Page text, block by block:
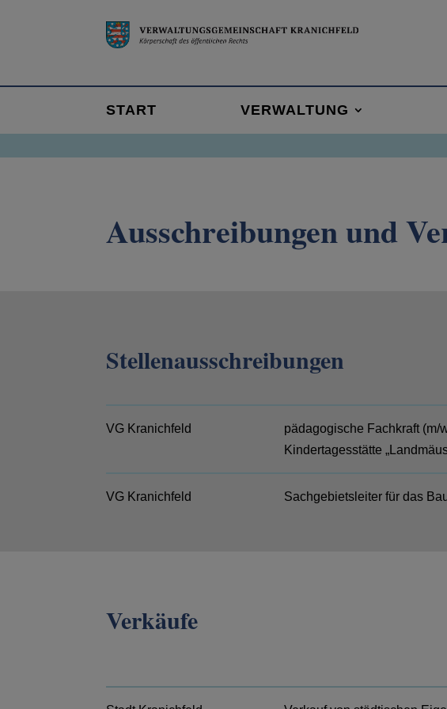
START VERWALTUNG
Ausschreibungen und
Stellenausschreibungen
VG Kranichfeld
pädagogische Fachkraft (m/
Kindertagesstätte
VG Kranichfeld Sachgebietsleiter für das
Verkäufe